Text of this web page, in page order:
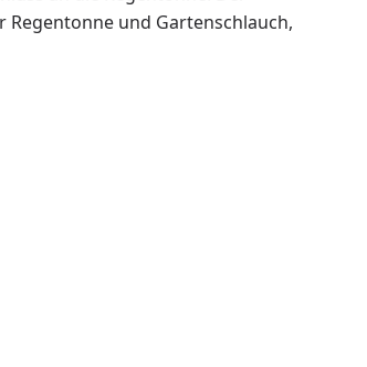
und Gartenschlauch,